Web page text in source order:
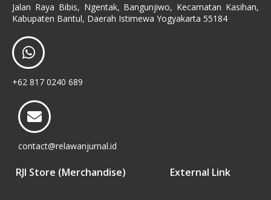
Jalan Raya Bibis, Ngentak, Bangunjiwo, Kecamatan Kasihan,
Kabupaten Bantul, Daerah Istimewa Yogyakarta 55184
+62 817 0240 689
contact@relawanjurnal.id
RJI Store (Merchandise) External Link